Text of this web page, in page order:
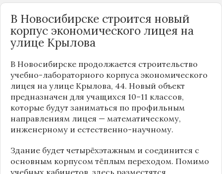
В Новосибирске строится новый
корпус экономического лицея на
улице Крылова
В Новосибирске продолжается строительство
учебно-лабораторного корпуса экономического
лицея на улице Крылова, 44. Новый объект
предназначен для учащихся 10–11 классов,
которые будут заниматься по профильным
направлениям лицея — математическому,
инженерному и естественно-научному.
Здание будет четырёхэтажным и соединится с
основным корпусом тёплым переходом. Помимо
учебных кабинетов, здесь разместятся